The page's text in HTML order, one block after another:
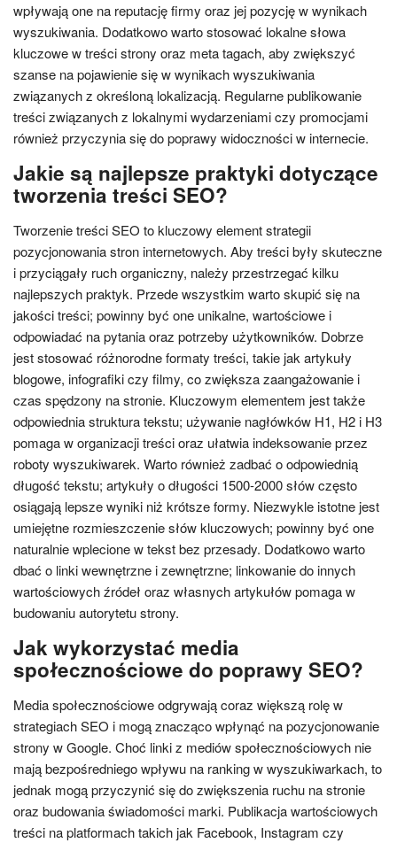
wpływają one na reputację firmy oraz jej pozycję w wynikach
wyszukiwania. Dodatkowo warto stosować lokalne słowa
kluczowe w treści strony oraz meta tagach, aby zwiększyć
szanse na pojawienie się w wynikach wyszukiwania
związanych z określoną lokalizacją. Regularne publikowanie
treści związanych z lokalnymi wydarzeniami czy promocjami
również przyczynia się do poprawy widoczności w internecie.
Jakie są najlepsze praktyki dotyczące
tworzenia treści SEO?
Tworzenie treści SEO to kluczowy element strategii
pozycjonowania stron internetowych. Aby treści były skuteczne
i przyciągały ruch organiczny, należy przestrzegać kilku
najlepszych praktyk. Przede wszystkim warto skupić się na
jakości treści; powinny być one unikalne, wartościowe i
odpowiadać na pytania oraz potrzeby użytkowników. Dobrze
jest stosować różnorodne formaty treści, takie jak artykuły
blogowe, infografiki czy filmy, co zwiększa zaangażowanie i
czas spędzony na stronie. Kluczowym elementem jest także
odpowiednia struktura tekstu; używanie nagłówków H1, H2 i H3
pomaga w organizacji treści oraz ułatwia indeksowanie przez
roboty wyszukiwarek. Warto również zadbać o odpowiednią
długość tekstu; artykuły o długości 1500-2000 słów często
osiągają lepsze wyniki niż krótsze formy. Niezwykle istotne jest
umiejętne rozmieszczenie słów kluczowych; powinny być one
naturalnie wplecione w tekst bez przesady. Dodatkowo warto
dbać o linki wewnętrzne i zewnętrzne; linkowanie do innych
wartościowych źródeł oraz własnych artykułów pomaga w
budowaniu autorytetu strony.
Jak wykorzystać media
społecznościowe do poprawy SEO?
Media społecznościowe odgrywają coraz większą rolę w
strategiach SEO i mogą znacząco wpłynąć na pozycjonowanie
strony w Google. Choć linki z mediów społecznościowych nie
mają bezpośredniego wpływu na ranking w wyszukiwarkach, to
jednak mogą przyczynić się do zwiększenia ruchu na stronie
oraz budowania świadomości marki. Publikacja wartościowych
treści na platformach takich jak Facebook, Instagram czy